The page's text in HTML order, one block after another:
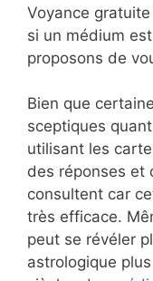
Voyance
si un médium
proposons de
Bien que
sceptiques
utilisant les
des réponses et
consultent car
très efficace.
peut se révéler
astrologique